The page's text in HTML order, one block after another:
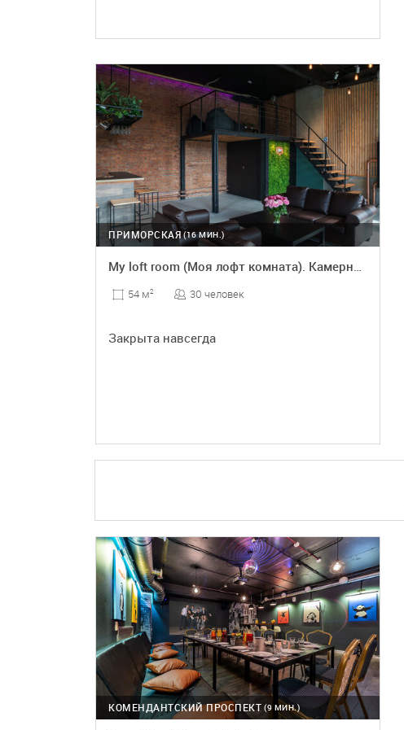
(16 МИН.)
ПРИМОРСКАЯ
My loft room (Моя лофт комната). Камерный двухуровневый лофт
54 м2 30 человек
Закрыта навсегда
ПОДРОБНЕЕ
(9 МИН.)
КОМЕНДАНТСКИЙ ПРОСПЕКТ